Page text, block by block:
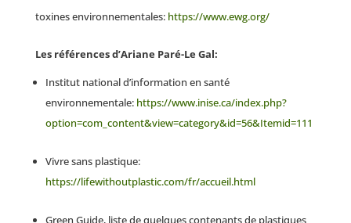
toxines environnementales: https://www.ewg.org/
Les références d’Ariane Paré-Le Gal:
Institut national d’information en santé
environnementale: https://www.inise.ca/index.php?
option=com_content&view=category&id=56&Itemid=111
Vivre sans plastique:
https://lifewithoutplastic.com/fr/accueil.html
Green Guide, liste de quelques contenants de plastiques